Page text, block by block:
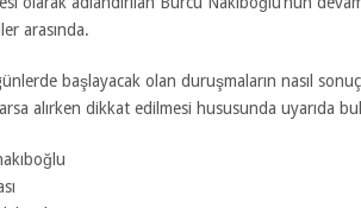
arasında.
başlayacak olan duruşmaların nasıl
alırken dikkat edilmesi hususunda uyarıda